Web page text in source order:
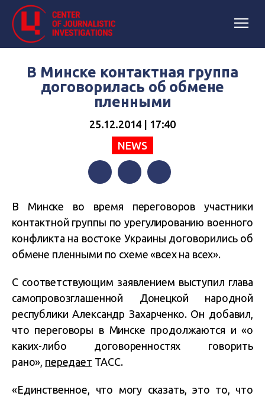
В Минске контактная группа
договорилась об обмене
пленными
25.12.2014 | 17:40
NEWS
В Минске во время переговоров участники
контактной группы по урегулированию военного
конфликта на востоке Украины договорились об
обмене пленными по схеме «всех на всех».
С соответствующим заявлением выступил глава
самопровозглашенной Донецкой народной
республики Александр Захарченко. Он добавил,
что переговоры в Минске продолжаются и «о
каких-либо договоренностях говорить
рано», передает ТАСС.
«Единственное, что могу сказать, это то, что